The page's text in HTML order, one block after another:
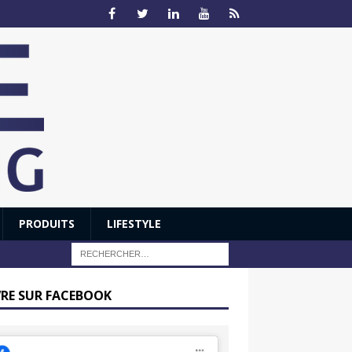
PRODUITS LIFESTYLE
SUR FACEBOOK